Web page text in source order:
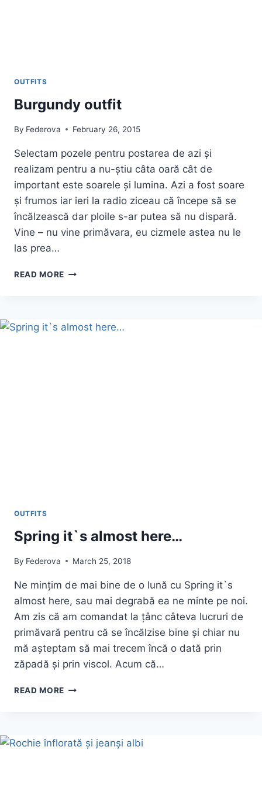
OUTFITS
Burgundy outfit
By Federova February 26, 2015
Selectam pozele pentru postarea de azi și
realizam pentru a nu-știu câta oară cât de
important este soarele și lumina. Azi a fost soare
și frumos iar ieri la radio ziceau că începe să se
încălzească dar ploile s-ar putea să nu dispară.
Vine – nu vine primăvara, eu cizmele astea nu le
las prea…
READ MORE BURGUNDY
OUTFITS
Spring it`s almost here…
By Federova March 25, 2018
Ne mințim de mai bine de o lună cu Spring it`s
almost here, sau mai degrabă ea ne minte pe noi.
Am zis că am comandat la țânc câteva lucruri de
primăvară pentru că se încălzise bine și chiar nu
mă așteptam să mai trecem încă o dată prin
zăpadă și prin viscol. Acum că…
READ MORE SPRING